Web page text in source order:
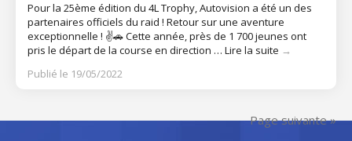
Pour la 25ème édition du 4L Trophy, Autovision a été un des
partenaires officiels du raid ! Retour sur une aventure
exceptionnelle ! ✌️​🚗​ Cette année, près de 1 700 jeunes ont
pris le départ de la course en direction … Lire la suite →
Publié le 19/05/2022
Page suivante »